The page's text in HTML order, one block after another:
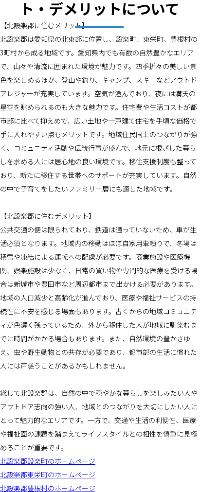
ト・デメリットについて
【北設楽郡に住むメリット】
北設楽郡は愛知県の北東部に位置し、設楽町、東栄町、豊根村の
3町村から成る地域です。愛知県内でも有数の自然豊かなエリア
で、山々や清流に囲まれた環境が魅力です。四季折々の美しい景
色を楽しめるほか、登山や釣り、キャンプ、スキーなどアウトド
アレジャーが充実しています。空気が澄んでおり、夜には満天の
星空を眺められるのも大きな魅力です。住宅費や生活コストが都
市部に比べて抑えめで、広い土地や一戸建て住宅を手頃な価格で
手に入れやすい点もメリットです。地域住民同士のつながりが強
く、コミュニティ活動や伝統行事が盛んで、地元に根ざした暮ら
しを求める人には居心地の良い環境です。移住支援制度も整って
おり、新たに移住する世帯へのサポートが充実しています。自然
の中で子育てをしたいファミリー層にも適した地域です。
【北設楽郡に住むデメリット】
公共交通の便は限られており、鉄道は通っていないため、車が生
活必須となります。地域内の移動はほぼ自家用車頼りで、冬場は
積雪や凍結による運転への配慮が必要です。商業施設や医療機
関、娯楽施設は少なく、日常の買い物や専門的な医療を受ける場
合は新城市や豊田市など周辺都市まで出かける必要があります。
地域の人口減少と高齢化が進んでおり、医療や福祉サービスの持
続性に不安を感じる場面もあります。古くからの地域コミュニテ
ィが色濃く残っているため、外から移住した人が地域に馴染むま
でに時間がかかる場合もあります。また、自然環境の豊かさゆ
え、虫や野生動物との共存が必要であり、都市部の生活に慣れた
人には戸惑うことがあるかもしれません。
総じて北設楽郡は、自然の中で穏やかな暮らしを楽しみたい人や
アウトドア志向の強い人、地域とのつながりを大切にしたい人に
とって魅力的なエリアです。一方で、交通や生活の利便性、医療
や福祉面の課題を踏まえてライフスタイルとの相性を慎重に見極
めることが重要です。
北設楽郡設楽町のホームページ
北設楽郡東栄町のホームページ
北設楽郡豊根村のホームページ